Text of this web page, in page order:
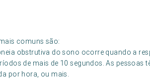
comuns são:
obstrutiva do sono ocorre quando a
de mais de 10 segundos. As pessoas
por hora, ou mais.